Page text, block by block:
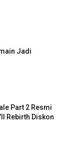
Jadi
Part 2 Resmi
Rebirth Diskon